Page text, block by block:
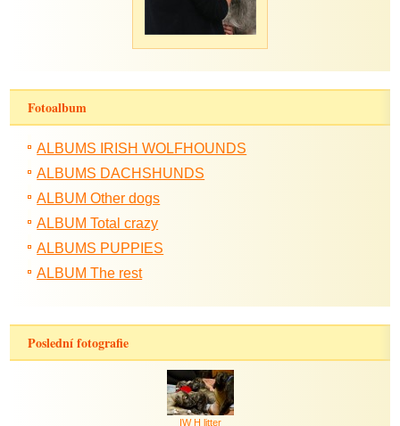
Fotoalbum
ALBUMS IRISH WOLFHOUNDS
ALBUMS DACHSHUNDS
ALBUM Other dogs
ALBUM Total crazy
ALBUMS PUPPIES
ALBUM The rest
Poslední fotografie
IW H litter